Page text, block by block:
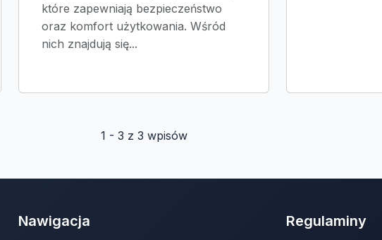
które zapewniają bezpieczeństwo
oraz komfort użytkowania. Wśród
nich znajdują się...
1 - 3 z 3 wpisów
Nawigacja Regulaminy